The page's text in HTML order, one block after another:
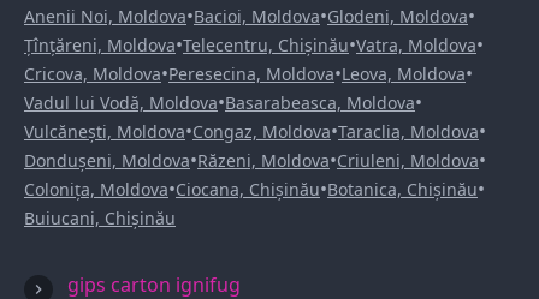
Anenii Noi, Moldova•Bacioi, Moldova•Glodeni, Moldova•
Țînțăreni, Moldova•Telecentru, Chișinău•Vatra, Moldova•
Cricova, Moldova•Peresecina, Moldova•Leova, Moldova•
Vadul lui Vodă, Moldova•Basarabeasca, Moldova•
Vulcănești, Moldova•Congaz, Moldova•Taraclia, Moldova•
Dondușeni, Moldova•Răzeni, Moldova•Criuleni, Moldova•
Colonița, Moldova•Ciocana, Chișinău•Botanica, Chișinău•
Buiucani, Chișinău
gips carton ignifug